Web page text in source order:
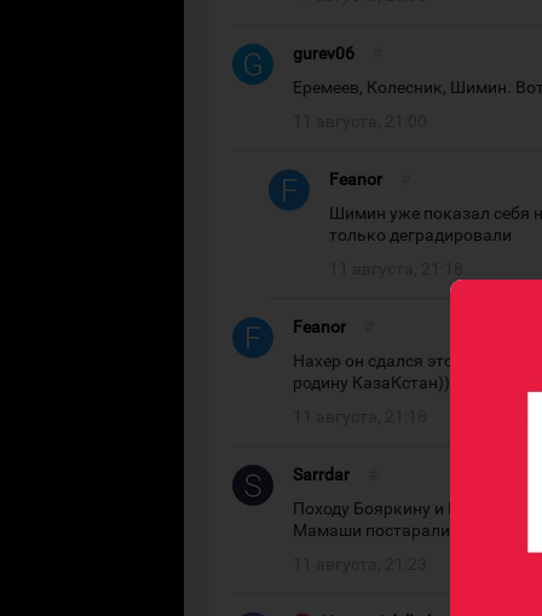
gurev06
Еремеев, Колесник, Шимин.
Feanor
Шимин уже показал себя
только деградировали
Feanor
Нахер он сдался этот
родину КазаКстан))
Sarrdar
Походу Бояркину и Шутову
Мамаши постарались.